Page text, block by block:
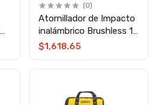
(0)
Atornillador de Impacto
inalámbrico Brushless 18
V DX71B CAT
$1,618.65